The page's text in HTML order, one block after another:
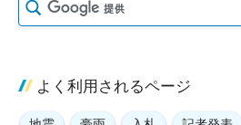
よく利用されるページ